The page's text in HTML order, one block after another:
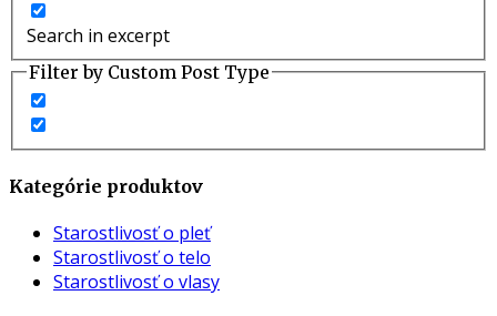
Search in excerpt
Filter by Custom Post Type
Kategórie produktov
Starostlivosť o pleť
Starostlivosť o telo
Starostlivosť o vlasy